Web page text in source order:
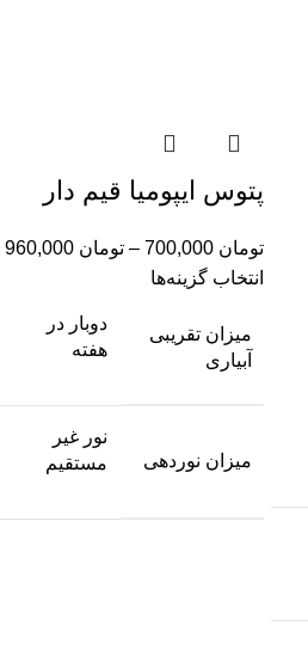
پتوس ایپومیا قیم دار
تومان – تومان
انتخاب گزینه‌ها
میزان تقریبی
آبیاری
دوبار در
هفته
میزان نوردهی
نور غیر
مستقیم